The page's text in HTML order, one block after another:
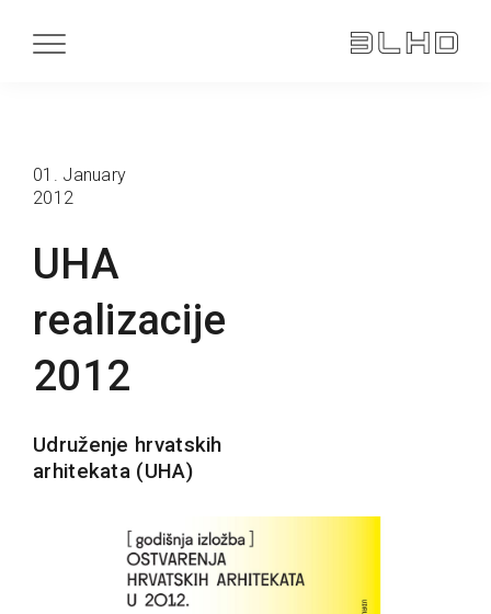
UHA
realizacije
2012
Udruženje hrvatskih
arhitekata (UHA)
01. January
2012